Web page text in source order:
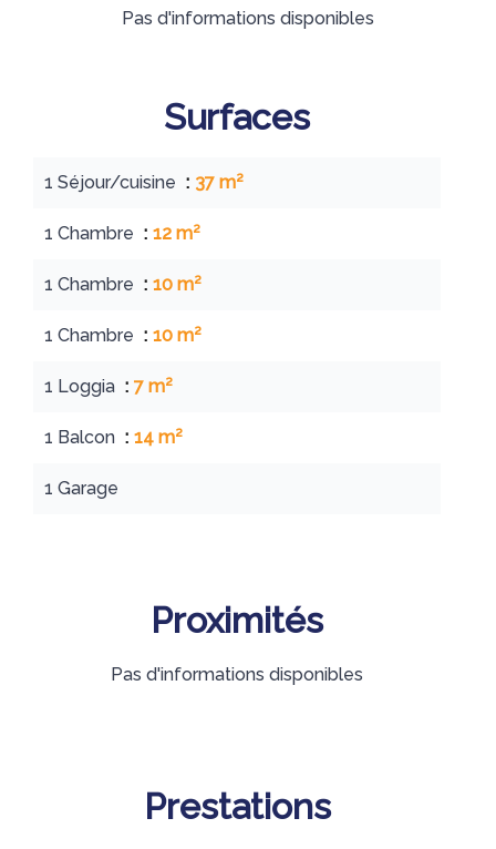
Pas d'informations disponibles
Surfaces
1 Séjour/cuisine 37 m²
1 Chambre 12 m²
1 Chambre 10 m²
1 Chambre 10 m²
1 Loggia 7 m²
1 Balcon 14 m²
1 Garage
Proximités
Pas d'informations disponibles
Prestations